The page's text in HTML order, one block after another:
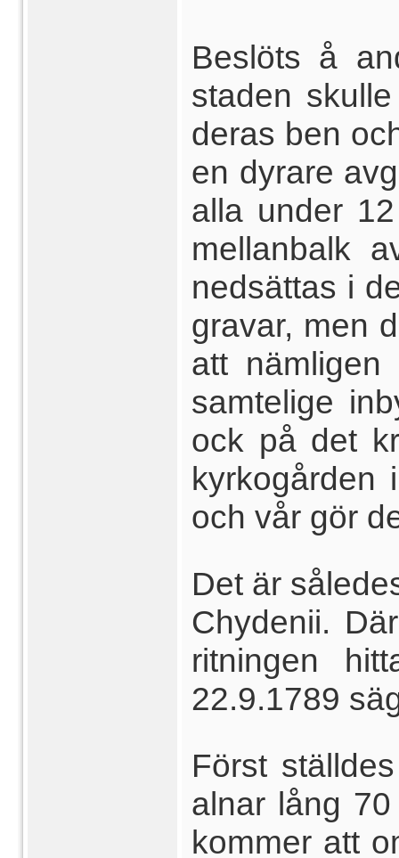
Beslöts å
staden
deras ben
en dyrare
alla under
mellanbalk
nedsättas i
gravar, men
att
samtelige
ock på det
kyrkogården
och vår gör
Det är
Chydenii.
ritningen
22.9.1789
Först
alnar lång
kommer att